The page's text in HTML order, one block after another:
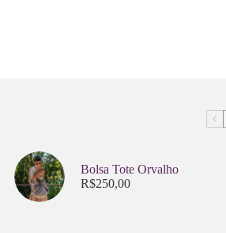
Bolsa Tote Orvalho
R$250,00